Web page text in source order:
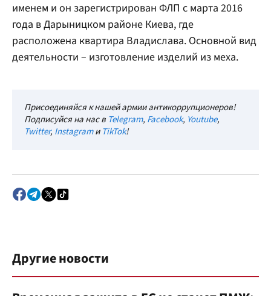
именем и он зарегистрирован ФЛП с марта 2016
года в Дарыницком районе Киева, где
расположена квартира Владислава. Основной вид
деятельности – изготовление изделий из меха.
Присоединяйся к нашей армии антикоррупционеров!
Подписуйся на нас в Telegram, Facebook, Youtube,
Twitter, InstagramиTikTok!
Другие новости